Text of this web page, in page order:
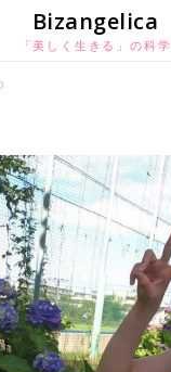
Bizangelica
「美しく生きる」の科学